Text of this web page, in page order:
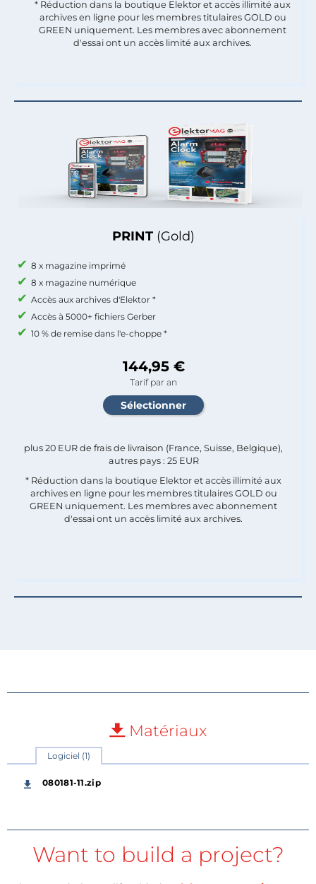
PRINT (Gold)
8 x magazine imprimé
8 x magazine numérique
Accès aux archives d'Elektor *
Accès à 5000+ fichiers Gerber
10 % de remise dans l'e-choppe *
144,95 €
Tarif par an
plus 20 EUR de frais de livraison (France, Suisse, Belgique),
autres pays : 25 EUR
* Réduction dans la boutique Elektor et accès illimité aux
archives en ligne pour les membres titulaires GOLD ou
GREEN uniquement. Les membres avec abonnement
d'essai ont un accès limité aux archives.
* Réduction dans la boutique Elektor et accès illimité aux
archives en ligne pour les membres titulaires GOLD ou
GREEN uniquement. Les membres avec abonnement
d'essai ont un accès limité aux archives.
Matériaux
Logiciel (1)
080181-11.zip
Want to build a project?